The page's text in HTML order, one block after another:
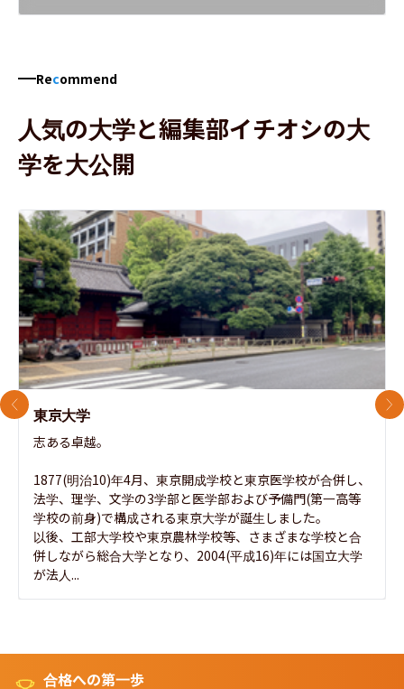
Recommend
人気の大学と編集部イチオシの大
学を大公開
東京大学
志ある卓越。
1877(明治10)年4月、東京開成学校と東京医学校が合併し、
法学、理学、文学の3学部と医学部および予備門(第一高等
学校の前身)で構成される東京大学が誕生しました。
以後、工部大学校や東京農林学校等、さまざまな学校と合
併しながら総合大学となり、2004(平成16)年には国立大学
が法人...
前のスライド 次
合格への第一歩